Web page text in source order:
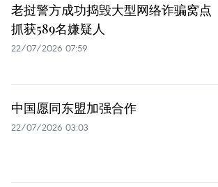
老挝警方成功捣毁大型网络诈骗窝点
抓获589名嫌疑人
22/07/2026 07:59
中国愿同东盟加强合作
22/07/2026 03:03